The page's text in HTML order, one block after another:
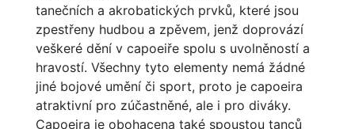
tanečních a akrobatických prvků, které jsou
zpestřeny hudbou a zpěvem, jenž doprovází
veškeré dění v capoeiře spolu s uvolněností a
hravostí. Všechny tyto elementy nemá žádné
jiné bojové umění či sport, proto je capoeira
atraktivní pro zúčastněné, ale i pro diváky.
Capoeira je obohacena také spoustou tanců